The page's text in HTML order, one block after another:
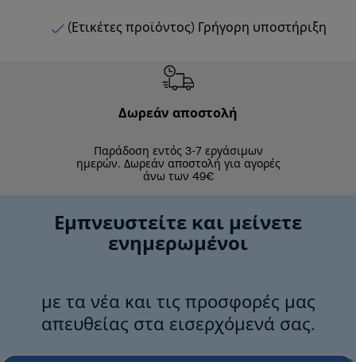
(Ετικέτες προϊόντος) Γρήγορη υποστήριξη
Δωρεάν αποστολή
Παράδοση εντός 3-7 εργάσιμων
ημερών. Δωρεάν αποστολή για αγορές
άνω των 49€
Εμπνευστείτε και μείνετε
ενημερωμένοι
με τα νέα και τις προσφορές μας
απευθείας στα εισερχόμενά σας.